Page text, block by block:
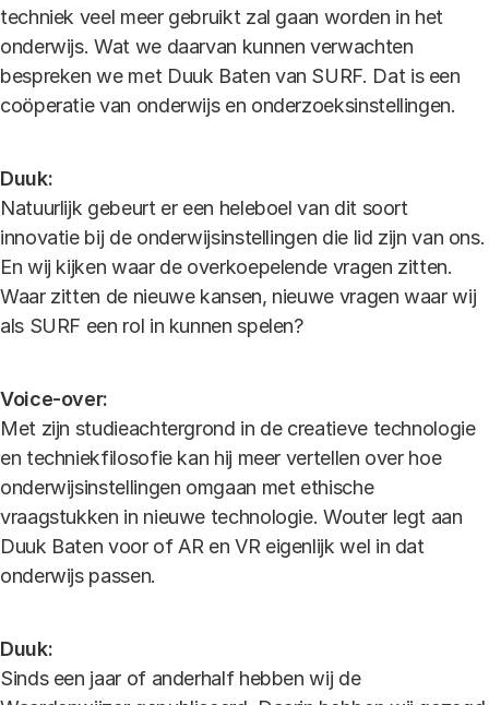
techniek veel meer gebruikt zal gaan worden in het
onderwijs. Wat we daarvan kunnen verwachten
bespreken we met Duuk Baten van SURF. Dat is een
coöperatie van onderwijs en onderzoeksinstellingen.
Duuk:
Natuurlijk gebeurt er een heleboel van dit soort
innovatie bij de onderwijsinstellingen die lid zijn van ons.
En wij kijken waar de overkoepelende vragen zitten.
Waar zitten de nieuwe kansen, nieuwe vragen waar wij
als SURF een rol in kunnen spelen?
Voice-over:
Met zijn studieachtergrond in de creatieve technologie
en techniekfilosofie kan hij meer vertellen over hoe
onderwijsinstellingen omgaan met ethische
vraagstukken in nieuwe technologie. Wouter legt aan
Duuk Baten voor of AR en VR eigenlijk wel in dat
onderwijs passen.
Duuk:
Sinds een jaar of anderhalf hebben wij de